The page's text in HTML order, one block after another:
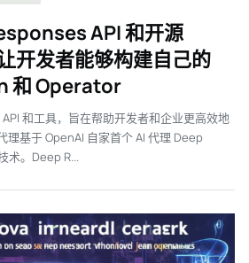
API 和开源
开发者能够构建自己的
和 Operator
和工具，旨在帮助开发者和企业更高效地
理基于 OpenAI 自家首个 AI 代理 Deep
术。Deep R...